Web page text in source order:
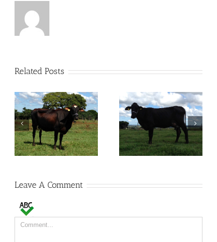
Related Posts
OITAVA 2007-059 FZD
OITAVA PARAMOUNT
FZD
Leave A Comment
Comment